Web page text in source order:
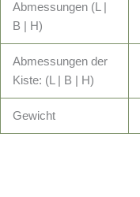
Abmessungen (L |
B | H)
Abmessungen der
Kiste: (L | B | H)
Gewicht